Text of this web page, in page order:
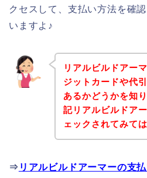
クセスして、支払い方法を確
いますよ♪
リアルビルドアー
ジットカードや代
あるかどうかを知
記リアルビルドア
ェックされてみて
⇒ リアルビルドアーマーの支